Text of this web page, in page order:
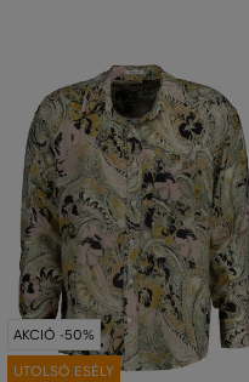
AKCIÓ -50%
UTOLSÓ ESÉLY